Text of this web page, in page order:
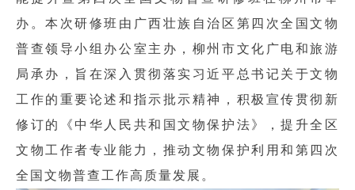
办。本次研修班由广西壮族自治区第四次全国文物
普查领导小组办公室主办，柳州市文化广电和旅游
局承办，旨在深入贯彻落实习近平总书记关于文物
工作的重要论述和指示批示精神，积极宣传贯彻新
修订的《中华人民共和国文物保护法》，提升全区
文物工作者专业能力，推动文物保护利用和第四次
全国文物普查工作高质量发展。